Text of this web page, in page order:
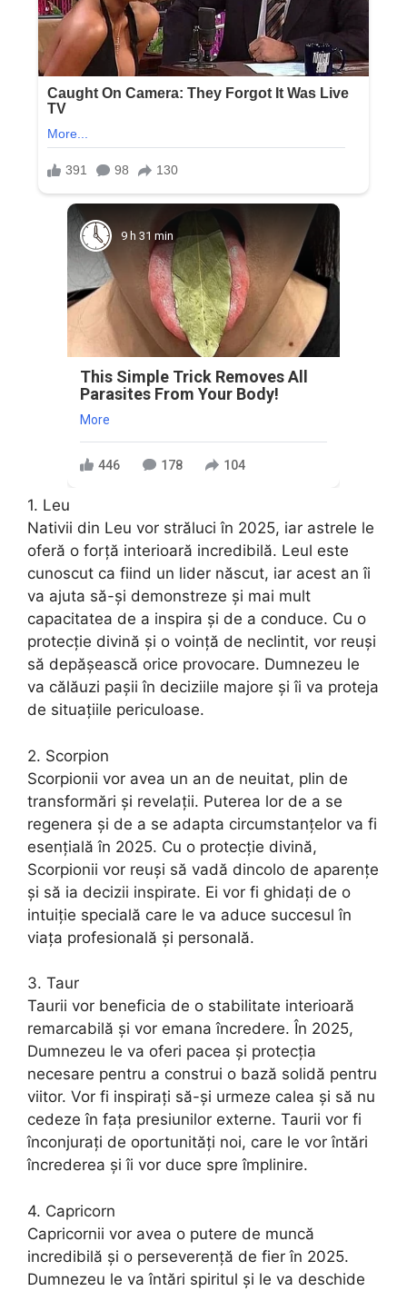
9 h 31 min
This Simple Trick Removes All
Parasites From Your Body!
More
446 178 104
1. Leu
Nativii din Leu vor străluci în 2025, iar astrele le
oferă o forță interioară incredibilă. Leul este
cunoscut ca fiind un lider născut, iar acest an îi
va ajuta să-și demonstreze și mai mult
capacitatea de a inspira și de a conduce. Cu o
protecție divină și o voință de neclintit, vor reuși
să depășească orice provocare. Dumnezeu le
va călăuzi pașii în deciziile majore și îi va proteja
de situațiile periculoase.
2. Scorpion
Scorpionii vor avea un an de neuitat, plin de
transformări și revelații. Puterea lor de a se
regenera și de a se adapta circumstanțelor va fi
esențială în 2025. Cu o protecție divină,
Scorpionii vor reuși să vadă dincolo de aparențe
și să ia decizii inspirate. Ei vor fi ghidați de o
intuiție specială care le va aduce succesul în
viața profesională și personală.
3. Taur
Taurii vor beneficia de o stabilitate interioară
remarcabilă și vor emana încredere. În 2025,
Dumnezeu le va oferi pacea și protecția
necesare pentru a construi o bază solidă pentru
viitor. Vor fi inspirați să-și urmeze calea și să nu
cedeze în fața presiunilor externe. Taurii vor fi
înconjurați de oportunități noi, care le vor întări
încrederea și îi vor duce spre împlinire.
4. Capricorn
Capricornii vor avea o putere de muncă
incredibilă și o perseverență de fier în 2025.
Dumnezeu le va întări spiritul și le va deschide